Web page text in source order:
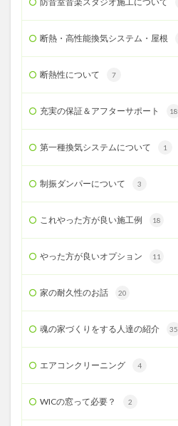
断熱・高性能換気システム・屋根
断熱性について 7
充実の保証＆アフターサポート 18
第一種換気システムについて 1
制振ダンパーについて 3
これやった方が良い施工例 18
やった方が良いオプション 11
家の耐久性のお話 20
魂の家づくりをする人達の紹介 35
エアコンクリーニング 4
WICの窓って必要？ 2